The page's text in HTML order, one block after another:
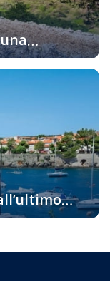
di Krk è
un alloggio
delle
sua ricca e
arrivare a